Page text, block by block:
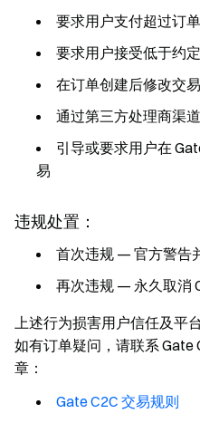
要求用户支付超过订
要求用户接受低于约
在订单创建后修改交
通过第三方处理商渠
引导或要求用户在
易
违规处置：
首次违规 — 官方警告
再次违规 — 永久取消
上述行为损害用户信任及平
如有订单疑问，请联系 Gate
章：
Gate C2C 交易规则